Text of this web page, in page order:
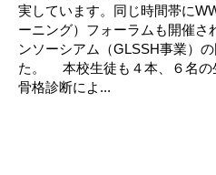
実しています。同じ時間帯に
ーニング）フォーラムも開催さ
ンソーシアム（GLSSH事業）
た。 本校生徒も４本、６名の
骨格診断によ...